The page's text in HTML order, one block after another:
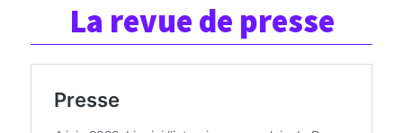
La revue de presse